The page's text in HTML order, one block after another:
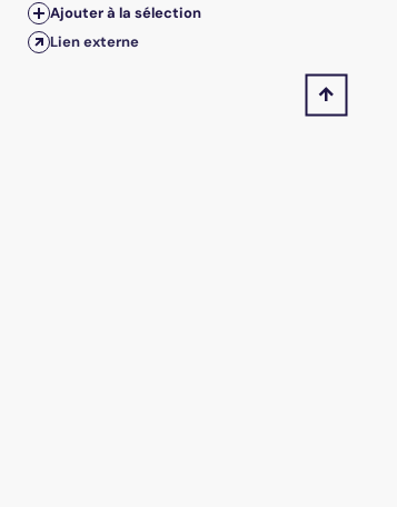
Ajouter à la sélection
Lien externe